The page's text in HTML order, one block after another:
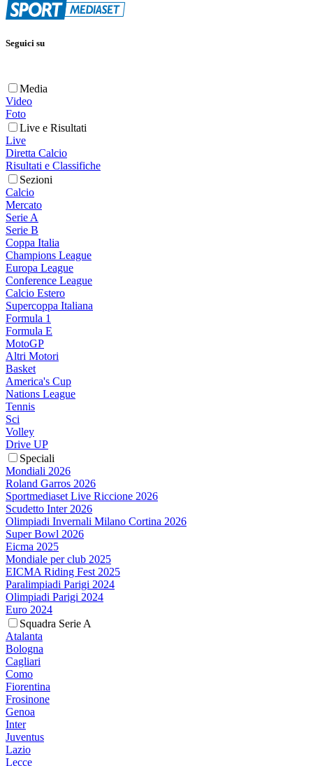
Seguici su
Media
Video
Foto
Live e Risultati
Live
Diretta Calcio
Risultati e Classifiche
Sezioni
Calcio
Mercato
Serie A
Serie B
Coppa Italia
Champions League
Europa League
Conference League
Calcio Estero
Supercoppa Italiana
Formula 1
Formula E
MotoGP
Altri Motori
Basket
America's Cup
Nations League
Tennis
Sci
Volley
Drive UP
Speciali
Mondiali 2026
Roland Garros 2026
Sportmediaset Live Riccione 2026
Scudetto Inter 2026
Olimpiadi Invernali Milano Cortina 2026
Super Bowl 2026
Eicma 2025
Mondiale per club 2025
EICMA Riding Fest 2025
Paralimpiadi Parigi 2024
Olimpiadi Parigi 2024
Euro 2024
Squadra Serie A
Atalanta
Bologna
Cagliari
Como
Fiorentina
Frosinone
Genoa
Inter
Juventus
Lazio
Lecce